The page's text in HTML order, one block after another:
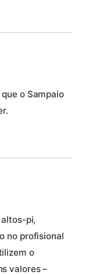
o Sampaio
pi,
no profisional
o
valores –